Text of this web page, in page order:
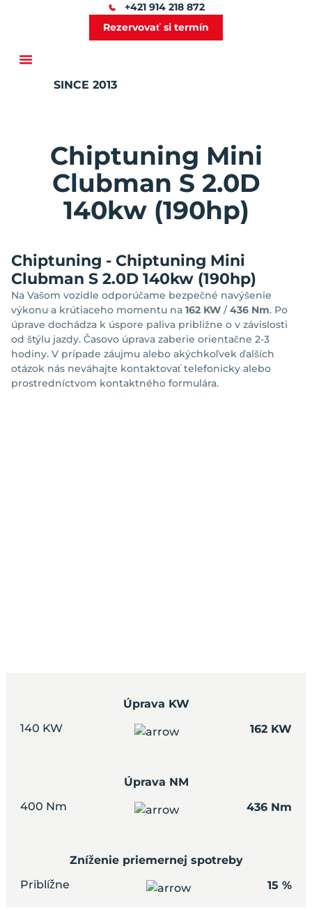
+421 914 218 872
Rezervovať si termín
SINCE 2013
Chiptuning Mini
Clubman S 2.0D
140kw (190hp)
Chiptuning - Chiptuning Mini
Clubman S 2.0D 140kw (190hp)
Na Vašom vozidle odporúčame bezpečné navýšenie
výkonu a krútiaceho momentu na 162 KW /436 Nm. Po
úprave dochádza k úspore paliva približne o v závislosti
od štýlu jazdy. Časovo úprava zaberie orientačne 2-3
hodiny. V prípade záujmu alebo akýchkoľvek ďalších
otázok nás neváhajte kontaktovať telefonicky alebo
prostredníctvom kontaktného formulára.
Úprava KW
140 KW
162 KW
Úprava NM
400 Nm
436 Nm
Zníženie priemernej spotreby
Priblížne
15 %